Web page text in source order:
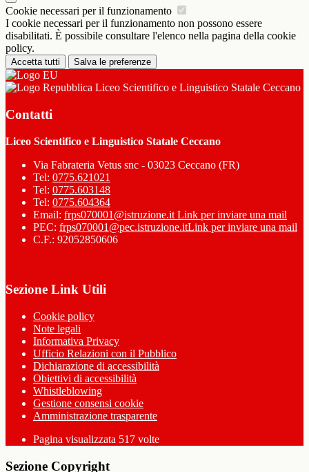
Cookie necessari per il funzionamento
I cookie necessari per il funzionamento non possono essere
disabilitati. È possibile consultare l'elenco nella pagina della cookie
policy.
Accetta tutti Salva le preferenze
Liceo Scientifico e Linguistico Statale Ceccano
Contatti
Liceo Scientifico e Linguistico Statale Ceccano
Via Fabrateria Vetus snc - 03023 Ceccano (FR)
Tel: 0775.621021
Tel: 0775.603148
Tel: 0775.604364
Email: frps070001@istruzione.it Link per inviare una mail
PEC: frps070001@pec.istruzione.itLink per inviare una mail
C.F.: 92052850606
Sezione Link Utili
Cookie policy
Note legali
Informativa Privacy
Ufficio Relazioni con il Pubblico
Dichiarazione di accessibilità
Obiettivi di accessibilità
Whistleblowing
Gestione consensi cookie
Amministrazione trasparente
Pagina visualizzata 517 volte
Sezione Copyright